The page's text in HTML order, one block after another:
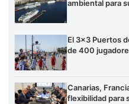
ambiental para
El 3×3 Puertos
de 400
Canarias,
flexibilidad para